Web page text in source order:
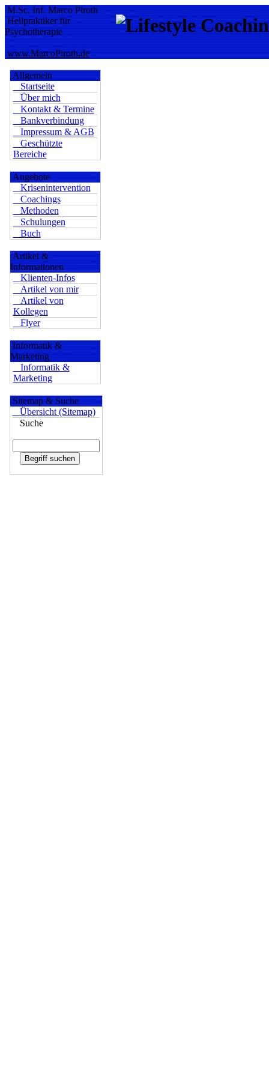
M.Sc. Inf. Marco Piroth
Heilpraktiker für
Psychotherapie
www.MarcoPiroth.de
Allgemein
Startseite
Über mich
Kontakt & Termine
Bankverbindung
Impressum & AGB
Geschützte
Bereiche
Angebote
Krisenintervention
Coachings
Methoden
Schulungen
Buch
Artikel &
Informationen
Klienten-Infos
Artikel von mir
Artikel von
Kollegen
Flyer
Informatik &
Marketing
Informatik &
Marketing
Sitemap & Suche
Übersicht (Sitemap)
Suche